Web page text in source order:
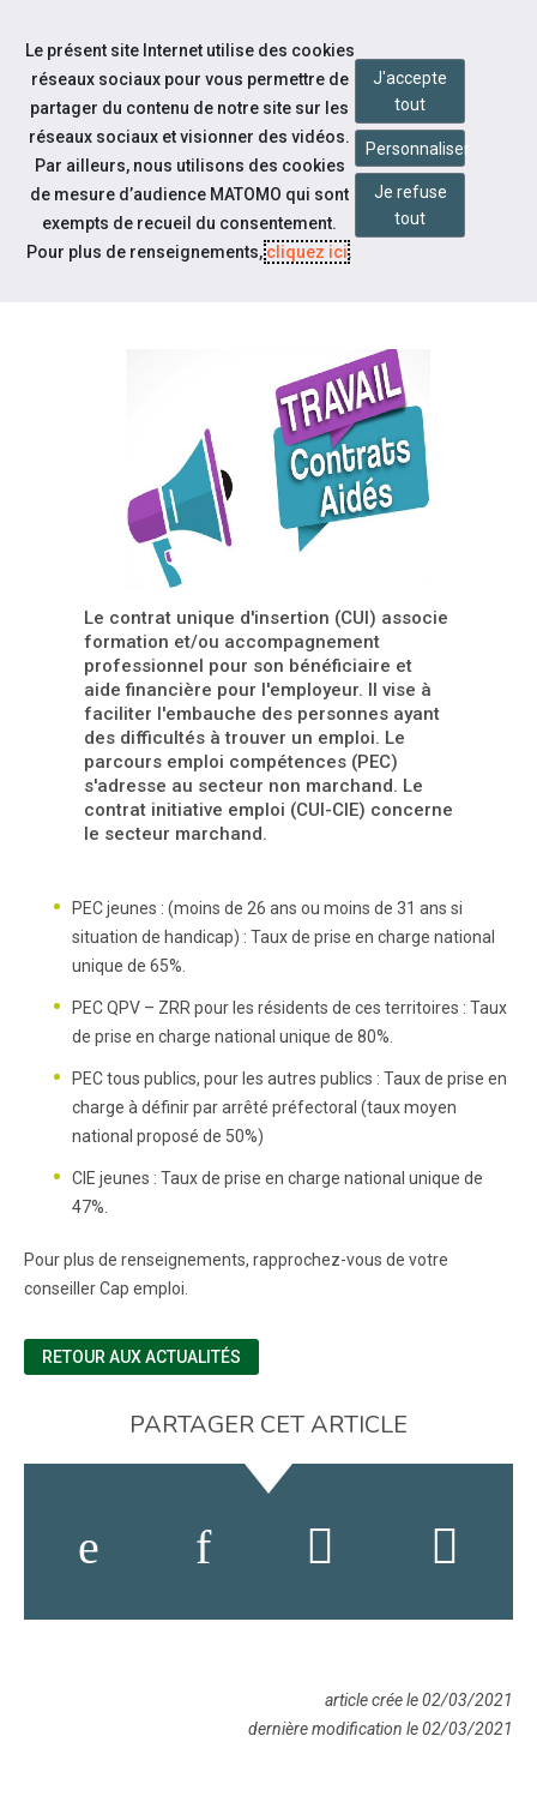
Aller au contenu
Notre actualité
PEC ET CIE, QUELLES SONT LES
Le contrat unique d'insertion (CUI) associe
formation et/ou accompagnement
professionnel pour son bénéficiaire et
aide financière pour l'employeur. Il vise à
faciliter l'embauche des personnes ayant
des difficultés à trouver un emploi. Le
parcours emploi compétences (PEC)
s'adresse au secteur non marchand. Le
contrat initiative emploi (CUI-CIE) concerne
le secteur marchand.
PEC jeunes : (moins de 26 ans ou moins de 31 ans si
situation de handicap) : Taux de prise en charge national
unique de 65%.
PEC QPV – ZRR pour les résidents de ces territoires : Taux
de prise en charge national unique de 80%.
PEC tous publics, pour les autres publics : Taux de prise en
charge à définir par arrêté préfectoral (taux moyen
national proposé de 50%)
CIE jeunes : Taux de prise en charge national unique de
47%.
Pour plus de renseignements, rapprochez-vous de votre
conseiller Cap emploi.
RETOUR AUX ACTUALITÉS
PARTAGER CET ARTICLE
article crée le 02/03/2021
dernière modification le 02/03/2021
Le présent site Internet utilise des cookies
réseaux sociaux pour vous permettre de
partager du contenu de notre site sur les
réseaux sociaux et visionner des vidéos.
Par ailleurs, nous utilisons des cookies
de mesure d’audience MATOMO qui sont
exempts de recueil du consentement.
Pour plus de renseignements,cliquez ici.
J'accepte
tout
Personnaliser
Je refuse
tout